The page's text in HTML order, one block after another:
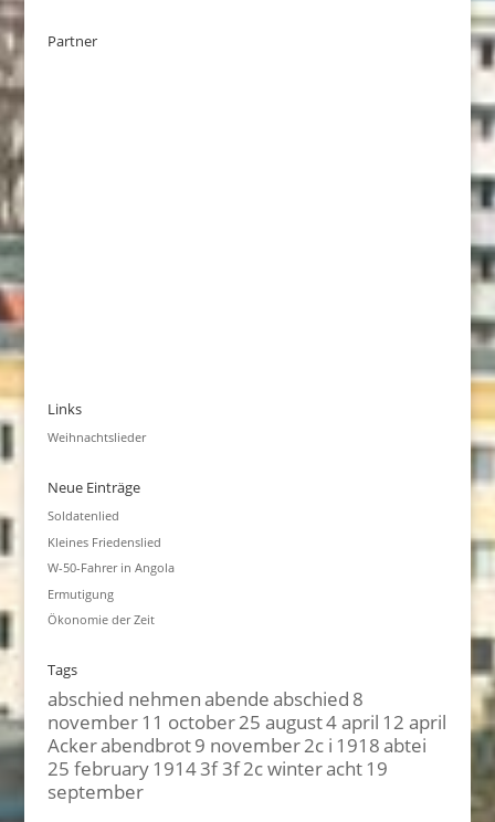
Partner
Links
Weihnachtslieder
Neue Einträge
Soldatenlied
Kleines Friedenslied
W-50-Fahrer in Angola
Ermutigung
Ökonomie der Zeit
Tags
abschied nehmenabendeabschied 8
november11 october25 august4 april 12 april
Ackerabendbrot9 november2c i 1918abtei
25 february19143f 3f2c winteracht19
september